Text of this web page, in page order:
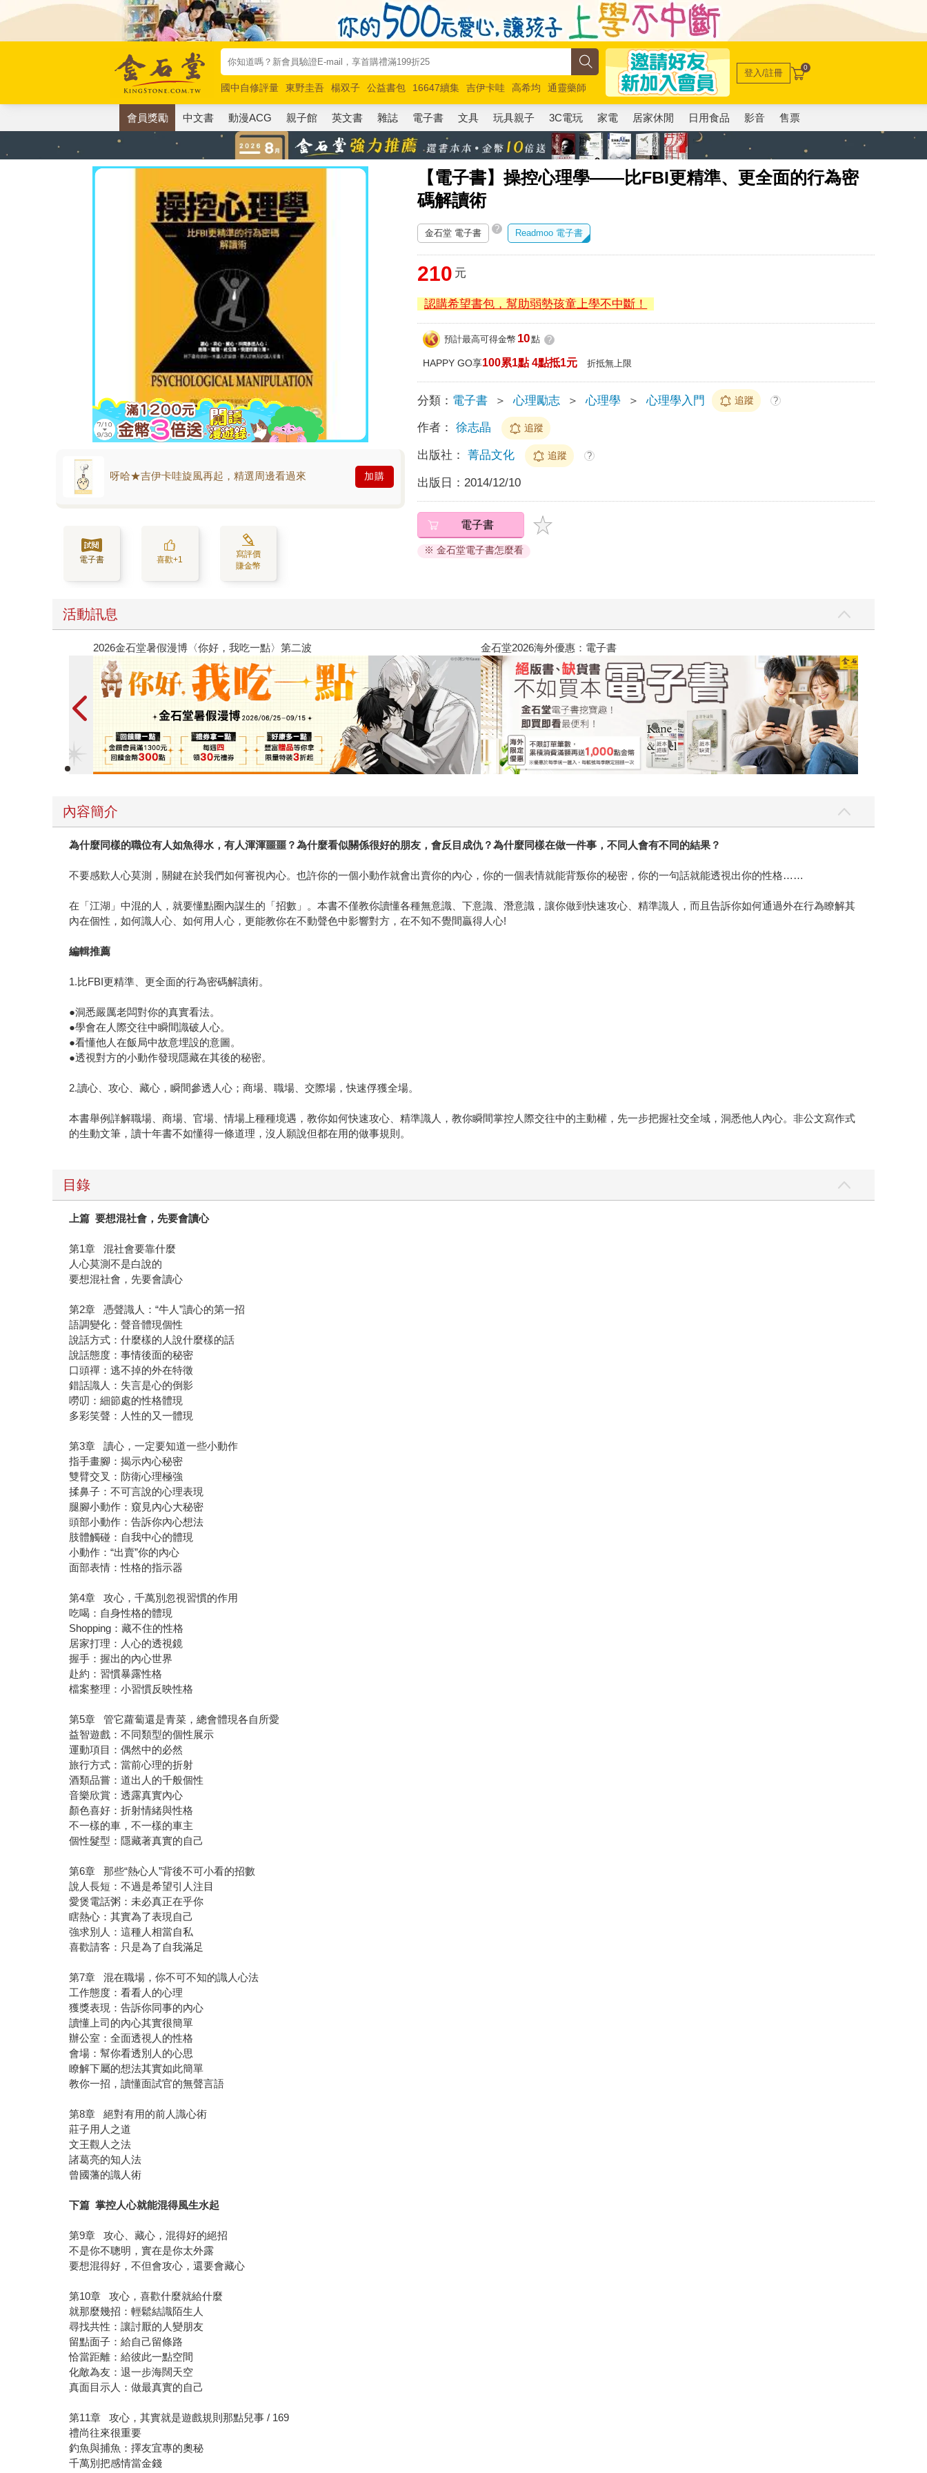
國中自修評量 東野圭吾 楊双子 公益書包 16647續集 吉伊卡哇 高希均
通靈藥師
唯紅花綻放
奧德賽 路邊攤新作 馬斯克 玩具總動員5 超慢跑
登入/註冊 0
會員獎勵 中文書 動漫ACG 親子館 英文書 雜誌 電子書 文具 玩具親子 3C電玩 家電 居家休閒 日用食品 影音 售票
【電子書】操控心理學——比FBI更精準、更全面的行為密
碼解讀術
呀哈★吉伊卡哇旋風再起，精選周邊看過來 加購
電子書 喜歡+1
寫評價
賺金幣
金石堂 電子書 ? Readmoo 電子書
210 元
認購希望書包，幫助弱勢孩童上學不中斷！
預計最高可得金幣 10點 ?
HAPPY GO享100累1點 4點抵1元 折抵無上限
分類： 電子書 ＞ 心理勵志 ＞ 心理學 ＞ 心理學入門 追蹤 ?
作者： 徐志晶 追蹤
出版社： 菁品文化 追蹤 ?
出版日： 2014/12/10
電子書
※ 金石堂電子書怎麼看
活動訊息
春光ｘ奇幻基地｜全書系展 2026金石堂暑假漫博〈你好，我吃一點〉第二波
內容簡介
為什麼同樣的職位有人如魚得水，有人渾渾噩噩？為什麼看似關係很好的朋友，會反目成仇？為什麼同樣在做一件事，不同人會有不同的結果？
不要感歎人心莫測，關鍵在於我們如何審視內心。也許你的一個小動作就會出賣你的內心，你的一個表情就能背叛你的秘密，你的一句話就能透視出你的性格……
在「江湖」中混的人，就要懂點圈內謀生的「招數」。本書不僅教你讀懂各種無意識、下意識、潛意識，讓你做到快速攻心、精準識人，而且告訴你如何通過外在行為瞭解其
內在個性，如何識人心、如何用人心，更能教你在不動聲色中影響對方，在不知不覺間贏得人心!
編輯推薦
1.比FBI更精準、更全面的行為密碼解讀術。
●洞悉嚴厲老闆對你的真實看法。
●學會在人際交往中瞬間識破人心。
●看懂他人在飯局中故意埋設的意圖。
●透視對方的小動作發現隱藏在其後的秘密。
2.讀心、攻心、藏心，瞬間參透人心；商場、職場、交際場，快速俘獲全場。
本書舉例詳解職場、商場、官場、情場上種種境遇，教你如何快速攻心、精準識人，教你瞬間掌控人際交往中的主動權，先一步把握社交全域，洞悉他人內心。非公文寫作式
的生動文筆，讀十年書不如懂得一條道理，沒人願說但都在用的做事規則。
目錄
上篇 要想混社會，先要會讀心
第1章 混社會要靠什麼
人心莫測不是白說的
要想混社會，先要會讀心
第2章 憑聲識人：“牛人”讀心的第一招
語調變化：聲音體現個性
說話方式：什麼樣的人說什麼樣的話
說話態度：事情後面的秘密
口頭禪：逃不掉的外在特徵
錯話識人：失言是心的倒影
嘮叨：細節處的性格體現
多彩笑聲：人性的又一體現
第3章 讀心，一定要知道一些小動作
指手畫腳：揭示內心秘密
雙臂交叉：防衛心理極強
揉鼻子：不可言說的心理表現
腿腳小動作：窺見內心大秘密
頭部小動作：告訴你內心想法
肢體觸碰：自我中心的體現
小動作：“出賣”你的內心
面部表情：性格的指示器
第4章 攻心，千萬別忽視習慣的作用
吃喝：自身性格的體現
Shopping：藏不住的性格
居家打理：人心的透視鏡
握手：握出的內心世界
赴約：習慣暴露性格
檔案整理：小習慣反映性格
第5章 管它蘿蔔還是青菜，總會體現各自所愛
益智遊戲：不同類型的個性展示
運動項目：偶然中的必然
旅行方式：當前心理的折射
酒類品嘗：道出人的千般個性
音樂欣賞：透露真實內心
顏色喜好：折射情緒與性格
不一樣的車，不一樣的車主
個性髮型：隱藏著真實的自己
第6章 那些“熱心人”背後不可小看的招數
說人長短：不過是希望引人注目
愛煲電話粥：未必真正在乎你
瞎熱心：其實為了表現自己
強求別人：這種人相當自私
喜歡請客：只是為了自我滿足
第7章 混在職場，你不可不知的識人心法
工作態度：看看人的心理
獲獎表現：告訴你同事的內心
讀懂上司的內心其實很簡單
辦公室：全面透視人的性格
會場：幫你看透別人的心思
瞭解下屬的想法其實如此簡單
教你一招，讀懂面試官的無聲言語
第8章 絕對有用的前人識心術
莊子用人之道
文王觀人之法
諸葛亮的知人法
曾國藩的識人術
下篇 掌控人心就能混得風生水起
第9章 攻心、藏心，混得好的絕招
不是你不聰明，實在是你太外露
要想混得好，不但會攻心，還要會藏心
第10章 攻心，喜歡什麼就給什麼
就那麼幾招：輕鬆結識陌生人
尋找共性：讓討厭的人變朋友
留點面子：給自己留條路
恰當距離：給彼此一點空間
化敵為友：退一步海闊天空
真面目示人：做最真實的自己
第11章 攻心，其實就是遊戲規則那點兒事 / 169
禮尚往來很重要
釣魚與捕魚：擇友宜專的奧秘
千萬別把感情當金錢